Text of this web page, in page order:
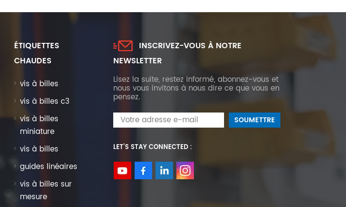
ÉTIQUETTES
CHAUDES
vis à billes
vis à billes c3
vis à billes
miniature
vis à billes
guides linéaires
vis à billes sur
mesure
INSCRIVEZ-VOUS À NOTRE
NEWSLETTER
Lisez la suite, restez informé, abonnez-vous et
nous vous invitons à nous dire ce que vous en
pensez.
LET’S STAY CONNECTED :